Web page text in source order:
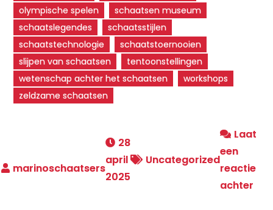
olympische spelen
schaatsen museum
schaatslegendes
schaatsstijlen
schaatstechnologie
schaatstoernooien
slijpen van schaatsen
tentoonstellingen
wetenschap achter het schaatsen
workshops
zeldzame schaatsen
28
april
2025
Uncategorized
Laat
een
reactie
achter